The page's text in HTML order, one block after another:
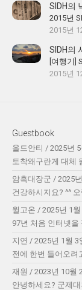
SIDH의
2015년
2015년
SIDH의
[여행기]
2015년
Guestbook
올드안티 / 2025년
토착왜구란게 대체
암흑대장군 / 2025
건강하시지요? ^^
윌고온 / 2025년 1월
97년 처음 인터넷을
지연 / 2025년 1월 3
전에 한번 들어오려
재원 / 2023년 10월
안녕하세요? 군제